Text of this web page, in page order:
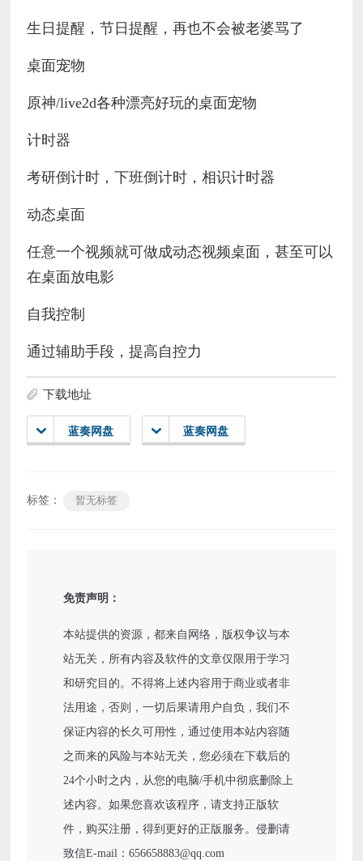
生日提醒，节日提醒，再也不会被老婆骂了
桌面宠物
原神/live2d各种漂亮好玩的桌面宠物
计时器
考研倒计时，下班倒计时，相识计时器
动态桌面
任意一个视频就可做成动态视频桌面，甚至可以
在桌面放电影
自我控制
通过辅助手段，提高自控力
下载地址
蓝奏网盘 蓝奏网盘
标签： 暂无标签
免责声明：
本站提供的资源，都来自网络，版权争议与本
站无关，所有内容及软件的文章仅限用于学习
和研究目的。不得将上述内容用于商业或者非
法用途，否则，一切后果请用户自负，我们不
保证内容的长久可用性，通过使用本站内容随
之而来的风险与本站无关，您必须在下载后的
24个小时之内，从您的电脑/手机中彻底删除上
述内容。如果您喜欢该程序，请支持正版软
件，购买注册，得到更好的正版服务。侵删请
致信E-mail：656658883@qq.com